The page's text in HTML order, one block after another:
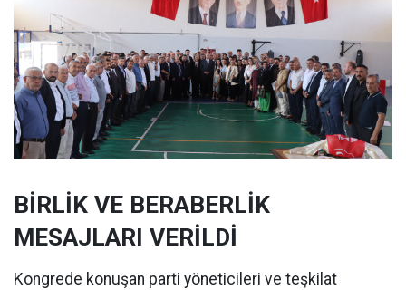
BİRLİK VE BERABERLİK
MESAJLARI VERİLDİ
Kongrede konuşan parti yöneticileri ve teşkilat